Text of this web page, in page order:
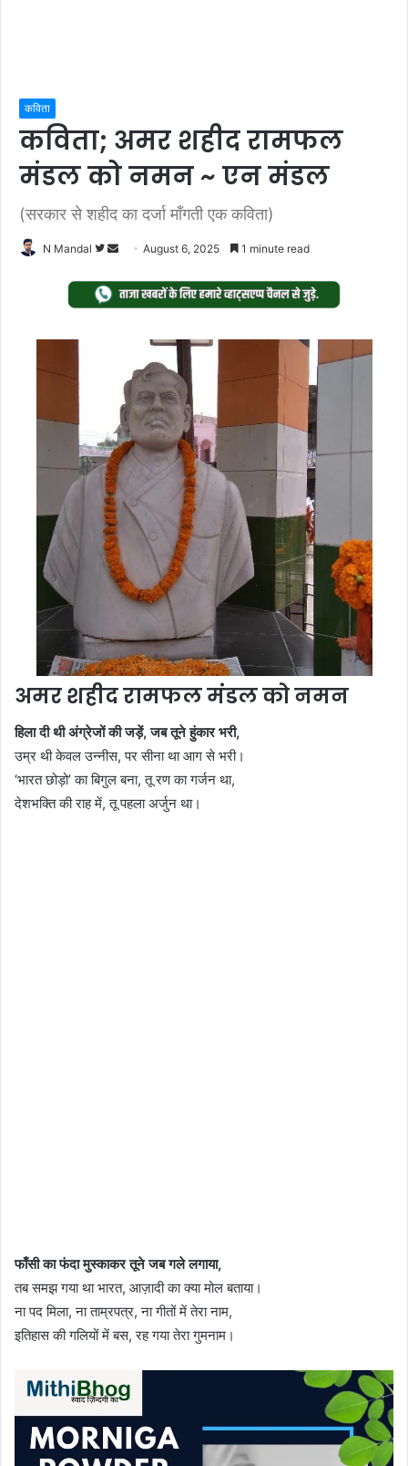
कविता
कविता; अमर शहीद रामफल
मंडल को नमन ~ एन मंडल
(सरकार से शहीद का दर्जा माँगती एक कविता)
N Mandal
Follow
Twitter
Send
email
August 6, 2025 1 minute read
अमर शहीद रामफल मंडल को नमन
हिला दी थी अंग्रेजों की जड़ें, जब तूने हुंकार भरी,
उम्र थी केवल उन्नीस, पर सीना था आग से भरी।
‘भारत छोड़ो’ का बिगुल बना, तू रण का गर्जन था,
देशभक्ति की राह में, तू पहला अर्जुन था।
फाँसी का फंदा मुस्काकर तूने जब गले लगाया,
तब समझ गया था भारत, आज़ादी का क्या मोल बताया।
ना पद मिला, ना ताम्रपत्र, ना गीतों में तेरा नाम,
इतिहास की गलियों में बस, रह गया तेरा गुमनाम।